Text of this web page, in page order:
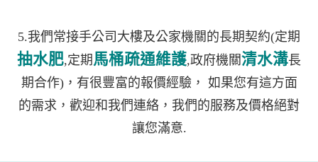
5.我們常接手公司大樓及公家機關的長期契約(定期
抽水肥,定期馬桶疏通維護,政府機關清水溝長
期合作)，有很豐富的報價經驗， 如果您有這方面
的需求，歡迎和我們連絡，我們的服務及價格絕對
讓您滿意.